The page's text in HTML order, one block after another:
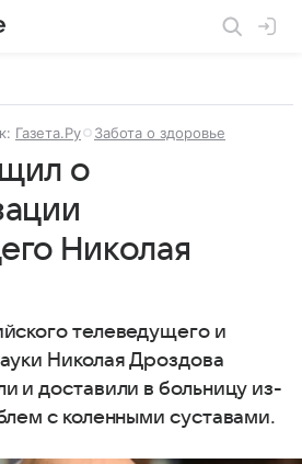
Газета.Ру Забота о здоровье
о
Николая
телеведущего и
Николая Дроздова
и доставили в больницу из-
с коленными суставами.